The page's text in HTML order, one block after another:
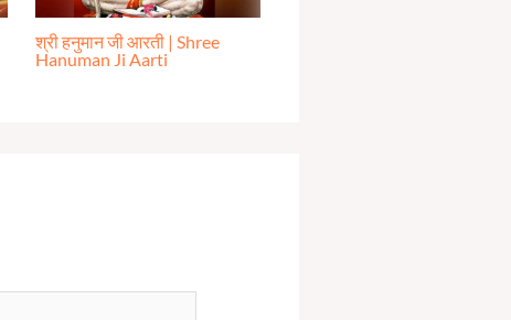
श्री हनुमान जी आरती | Shree
Hanuman Ji Aarti